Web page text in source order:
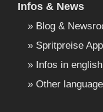
Infos & News
Blog &
Spritpreise App
Infos in
Other